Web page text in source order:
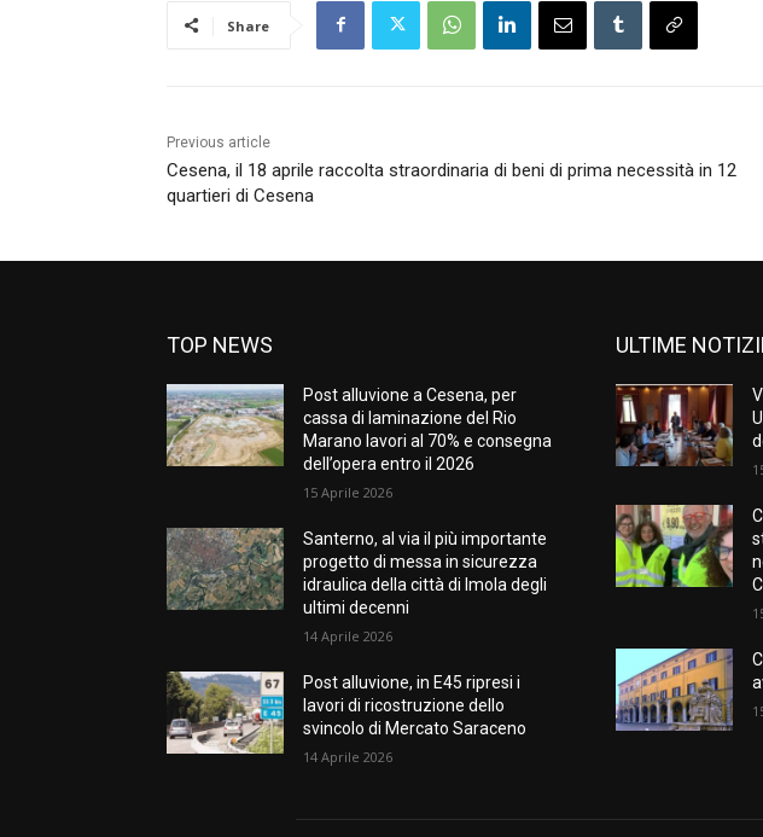
Share
Previous article
Cesena, il 18 aprile raccolta straordinaria di beni di prima necessità in 12
quartieri di Cesena
TOP NEWS
Post alluvione a Cesena, per
cassa di laminazione del Rio
Marano lavori al 70% e consegna
dell’opera entro il 2026
15 Aprile 2026
Santerno, al via il più importante
progetto di messa in sicurezza
idraulica della città di Imola degli
ultimi decenni
14 Aprile 2026
Post alluvione, in E45 ripresi i
lavori di ricostruzione dello
svincolo di Mercato Saraceno
14 Aprile 2026
ULTIME